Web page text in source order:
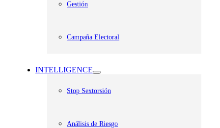
Gestión
Campaña Electoral
INTELLIGENCE
Stop Sextorsión
Análisis de Riesgo